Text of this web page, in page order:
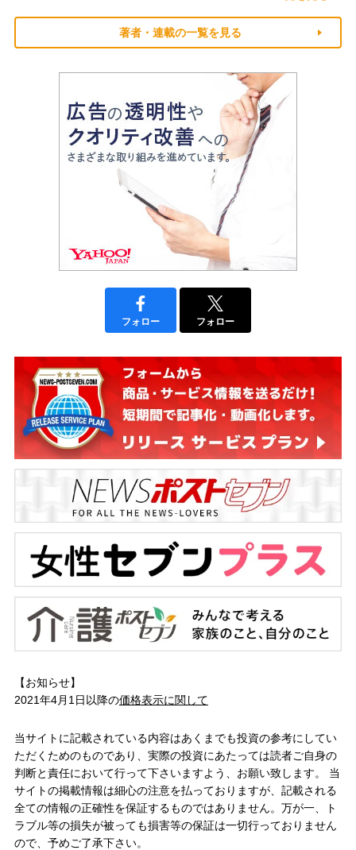
著者・連載の一覧を見る
フォロー フォロー
【お知らせ】
2021年4月1日以降の価格表示に関して
当サイトに記載されている内容はあくまでも投資の参考にしてい
ただくためのものであり、実際の投資にあたっては読者ご自身の
判断と責任において行って下さいますよう、お願い致します。 当
サイトの掲載情報は細心の注意を払っておりますが、記載される
全ての情報の正確性を保証するものではありません。万が一、ト
ラブル等の損失が被っても損害等の保証は一切行っておりません
ので、予めご了承下さい。